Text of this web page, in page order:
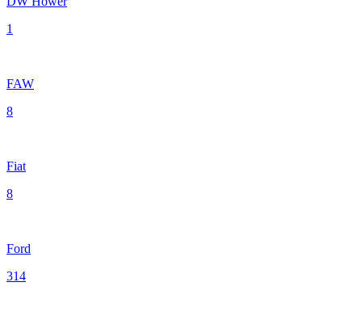
1
FAW
8
Fiat
8
Ford
314